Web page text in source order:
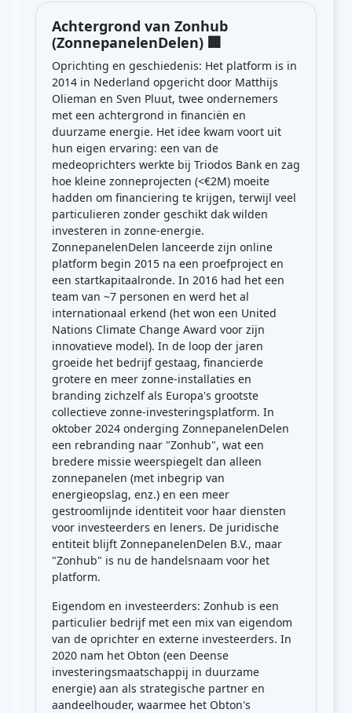
Achtergrond van Zonhub
(ZonnepanelenDelen) 🏢
Oprichting en geschiedenis: Het platform is in
2014 in Nederland opgericht door Matthijs
Olieman en Sven Pluut, twee ondernemers
met een achtergrond in financiën en
duurzame energie. Het idee kwam voort uit
hun eigen ervaring: een van de
medeoprichters werkte bij Triodos Bank en zag
hoe kleine zonneprojecten (<€2M) moeite
hadden om financiering te krijgen, terwijl veel
particulieren zonder geschikt dak wilden
investeren in zonne-energie.
ZonnepanelenDelen lanceerde zijn online
platform begin 2015 na een proefproject en
een startkapitaalronde. In 2016 had het een
team van ~7 personen en werd het al
internationaal erkend (het won een United
Nations Climate Change Award voor zijn
innovatieve model). In de loop der jaren
groeide het bedrijf gestaag, financierde
grotere en meer zonne-installaties en
branding zichzelf als Europa's grootste
collectieve zonne-investeringsplatform. In
oktober 2024 onderging ZonnepanelenDelen
een rebranding naar "Zonhub", wat een
bredere missie weerspiegelt dan alleen
zonnepanelen (met inbegrip van
energieopslag, enz.) en een meer
gestroomlijnde identiteit voor haar diensten
voor investeerders en leners. De juridische
entiteit blijft ZonnepanelenDelen B.V., maar
"Zonhub" is nu de handelsnaam voor het
platform.
Eigendom en investeerders: Zonhub is een
particulier bedrijf met een mix van eigendom
van de oprichter en externe investeerders. In
2020 nam het Obton (een Deense
investeringsmaatschappij in duurzame
energie) aan als strategische partner en
aandeelhouder, waarmee het Obton's